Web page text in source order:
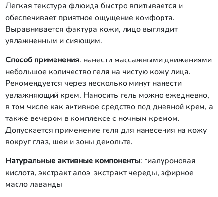
Легкая текстура флюида быстро впитывается и
обеспечивает приятное ощущение комфорта.
Выравнивается фактура кожи, лицо выглядит
увлажненным и сияющим.
Способ применения: нанести массажными движениями
небольшое количество геля на чистую кожу лица.
Рекомендуется через несколько минут нанести
увлажняющий крем. Наносить гель можно ежедневно,
в том числе как активное средство под дневной крем, а
также вечером в комплексе с ночным кремом.
Допускается применение геля для нанесения на кожу
вокруг глаз, шеи и зоны декольте.
Натуральные активные компоненты: гиалуроновая
кислота, экстракт алоэ, экстракт череды, эфирное
масло лаванды